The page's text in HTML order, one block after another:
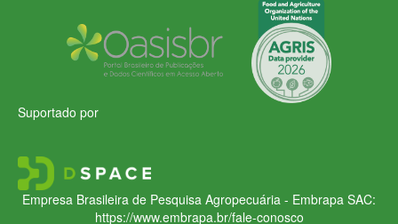
Suportado por
Empresa Brasileira de Pesquisa Agropecuária - Embrapa SAC:
https://www.embrapa.br/fale-conosco